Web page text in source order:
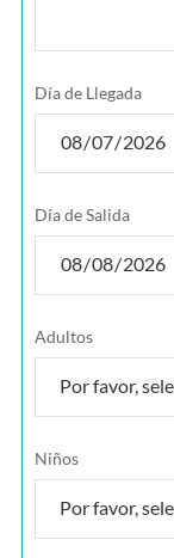
Día de Llegada
Día de Salida
Adultos
Niños